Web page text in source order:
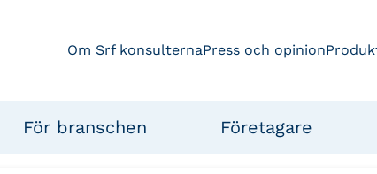
Om Srf konsulternaPress och opinion
För branschen Företagare